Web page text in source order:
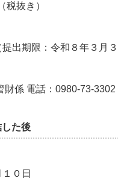
税抜き）
出期限：令和８年３月３
財係 電話：0980-73-3302
た後
０日